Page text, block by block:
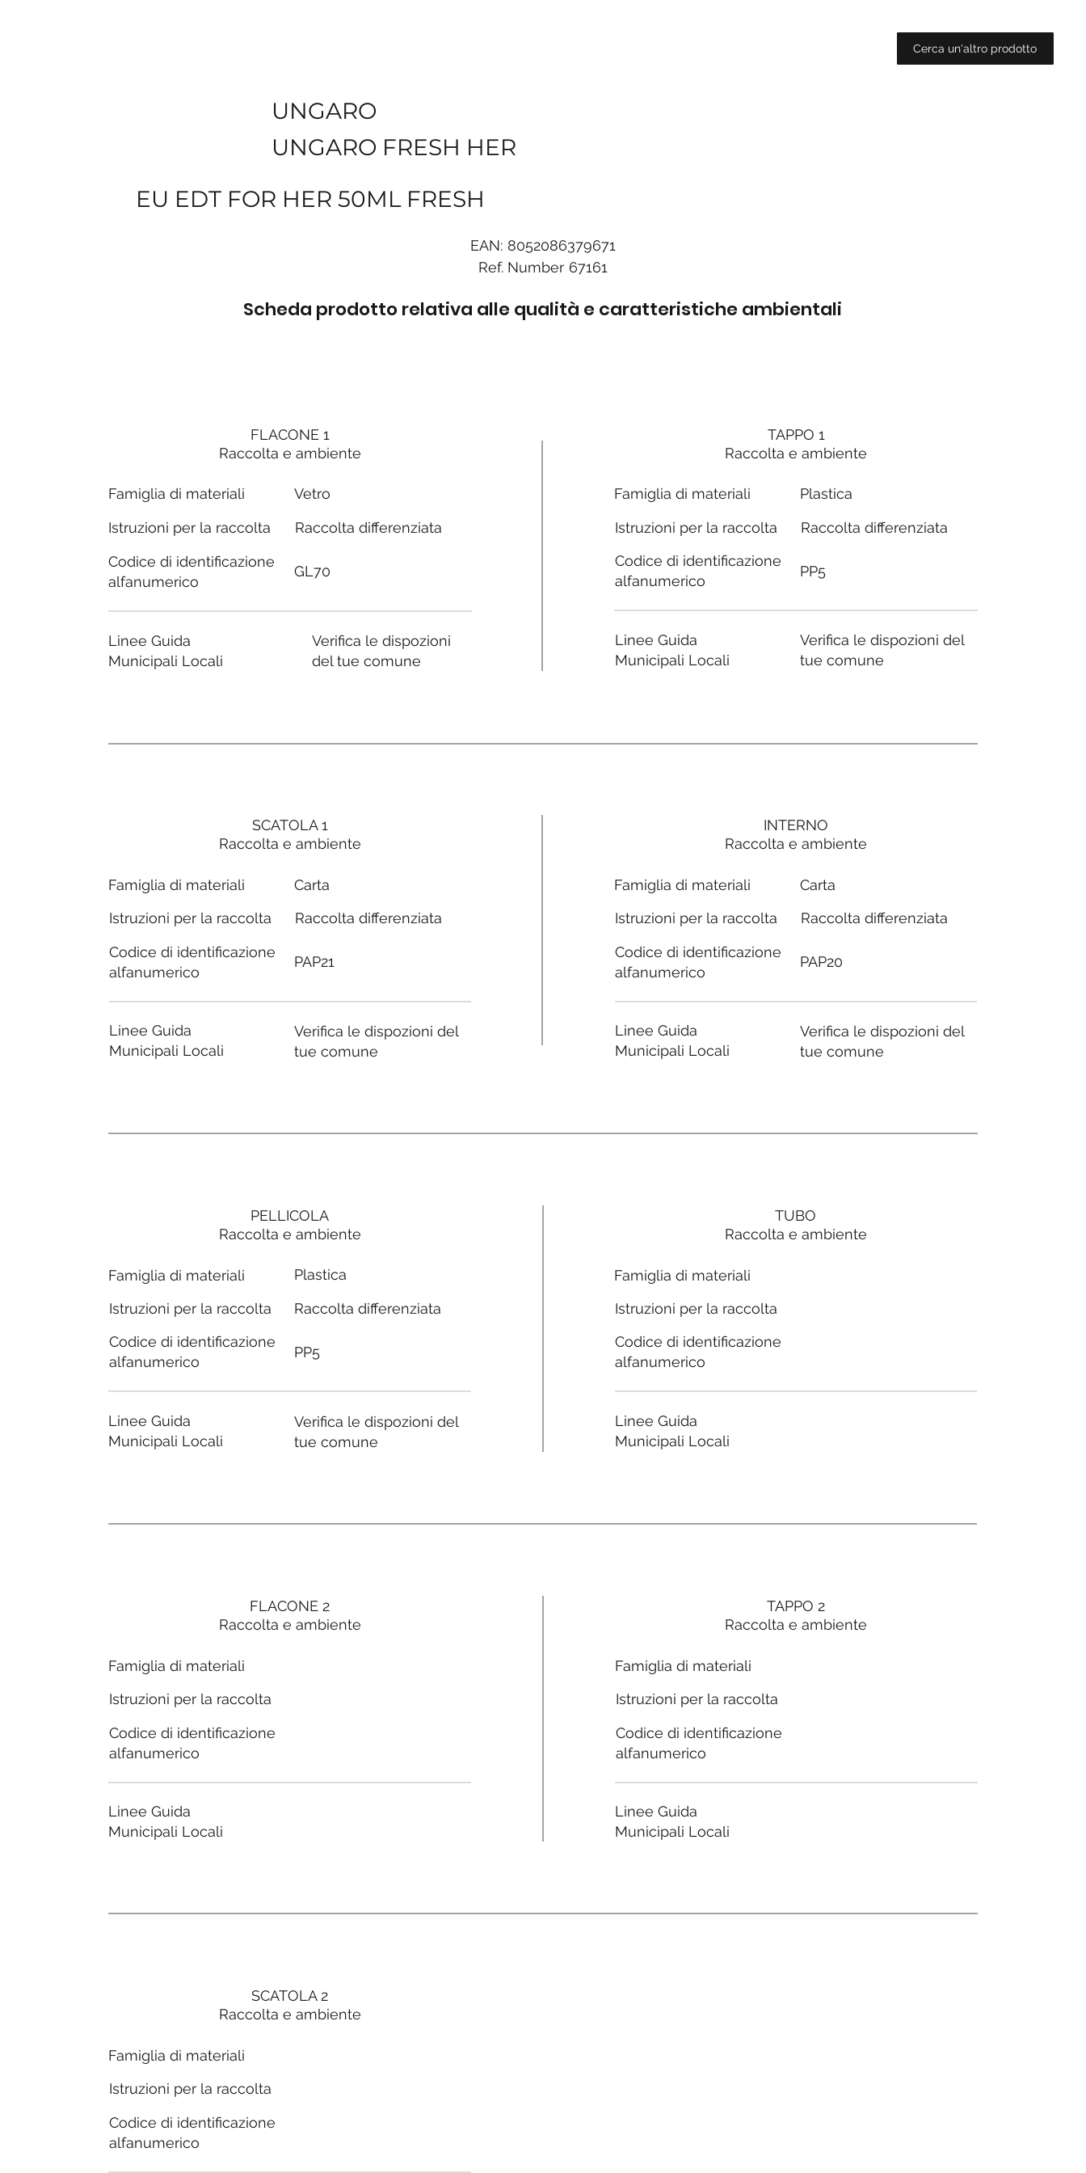
Cerca un'altro prodotto
UNGARO
UNGARO FRESH HER
EU EDT FOR HER 50ML FRESH
EAN: 8052086379671
Ref. Number 67161
Scheda prodotto relativa alle qualità e caratteristiche ambientali
FLACONE 1
Raccolta e ambiente
Famiglia di materiali
Istruzioni per la raccolta
Codice di identificazione
alfanumerico
Linee Guida
Municipali Locali
Vetro
Raccolta differenziata
GL70
Verifica le dispozioni
del tue comune
SCATOLA 1
Raccolta e ambiente
Famiglia di materiali
Istruzioni per la raccolta
Codice di identificazione
alfanumerico
Linee Guida
Municipali Locali
Carta
Raccolta differenziata
PAP21
Verifica le dispozioni del
tue comune
PELLICOLA
Raccolta e ambiente
Famiglia di materiali
Istruzioni per la raccolta
Codice di identificazione
alfanumerico
Linee Guida
Municipali Locali
Plastica
Raccolta differenziata
PP5
Verifica le dispozioni del
tue comune
FLACONE 2
Raccolta e ambiente
Famiglia di materiali
Istruzioni per la raccolta
Codice di identificazione
alfanumerico
Linee Guida
Municipali Locali
SCATOLA 2
Raccolta e ambiente
Famiglia di materiali
Istruzioni per la raccolta
Codice di identificazione
alfanumerico
TAPPO 1
Raccolta e ambiente
Famiglia di materiali
Istruzioni per la raccolta
Codice di identificazione
alfanumerico
Linee Guida
Municipali Locali
Plastica
Raccolta differenziata
PP5
Verifica le dispozioni del
tue comune
INTERNO
Raccolta e ambiente
Famiglia di materiali
Istruzioni per la raccolta
Codice di identificazione
alfanumerico
Linee Guida
Municipali Locali
Carta
Raccolta differenziata
PAP20
Verifica le dispozioni del
tue comune
TUBO
Raccolta e ambiente
Famiglia di materiali
Istruzioni per la raccolta
Codice di identificazione
alfanumerico
Linee Guida
Municipali Locali
TAPPO 2
Raccolta e ambiente
Famiglia di materiali
Istruzioni per la raccolta
Codice di identificazione
alfanumerico
Linee Guida
Municipali Locali